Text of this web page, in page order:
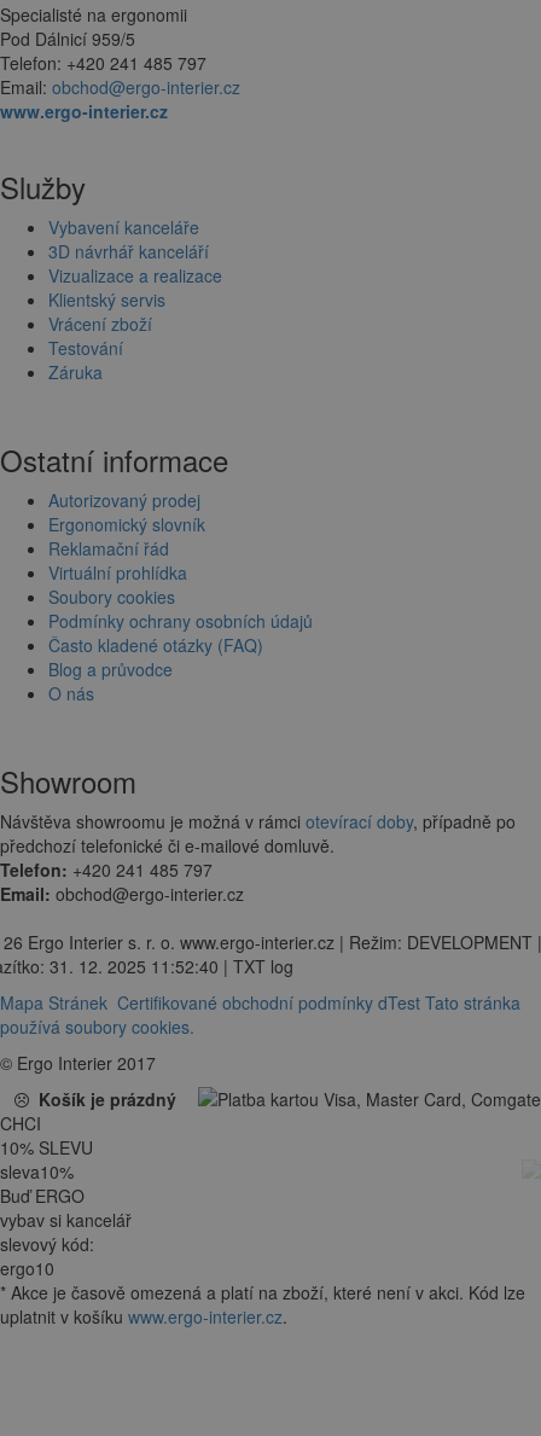
Specialisté na ergonomii
Pod Dálnicí 959/5
Telefon: +420 241 485 797
Email: obchod@ergo-interier.cz
www.ergo-interier.cz
Služby
Vybavení kanceláře
3D návrhář kanceláří
Vizualizace a realizace
Klientský servis
Vrácení zboží
Testování
Záruka
Ostatní informace
Autorizovaný prodej
Ergonomický slovník
Reklamační řád
Virtuální prohlídka
Soubory cookies
Podmínky ochrany osobních údajů
Často kladené otázky (FAQ)
Blog a průvodce
O nás
Showroom
Návštěva showroomu je možná v rámci otevírací doby, případně po
předchozí telefonické či e-mailové domluvě.
Telefon: +420 241 485 797
Email: obchod@ergo-interier.cz
Ergo Interier s. r. o. www.ergo-interier.cz | Režim: DEVELOPMENT |
31. 12. 2025 11:52:40 | TXT log
Mapa Stránek Certifikované obchodní podmínky dTest Tato stránka
používá soubory cookies.
© Ergo Interier 2017
Košík je prázdný
CHCI
10% SLEVU
sleva10%
Buď ERGO
vybav si kancelář
slevový kód:
ergo10
* Akce je časově omezená a platí na zboží, které není v akci. Kód lze
uplatnit v košíku www.ergo-interier.cz.